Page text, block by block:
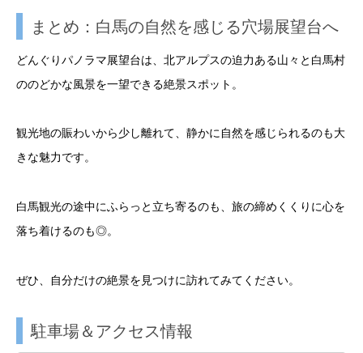
まとめ：白馬の自然を感じる穴場展望台へ
どんぐりパノラマ展望台は、北アルプスの迫力ある山々と白馬村
ののどかな風景を一望できる絶景スポット。
観光地の賑わいから少し離れて、静かに自然を感じられるのも大
きな魅力です。
白馬観光の途中にふらっと立ち寄るのも、旅の締めくくりに心を
落ち着けるのも◎。
ぜひ、自分だけの絶景を見つけに訪れてみてください。
駐車場＆アクセス情報